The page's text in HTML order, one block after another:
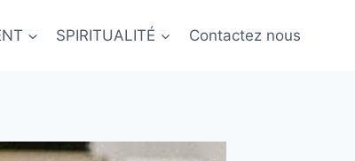
SPIRITUALITÉ Contactez nous